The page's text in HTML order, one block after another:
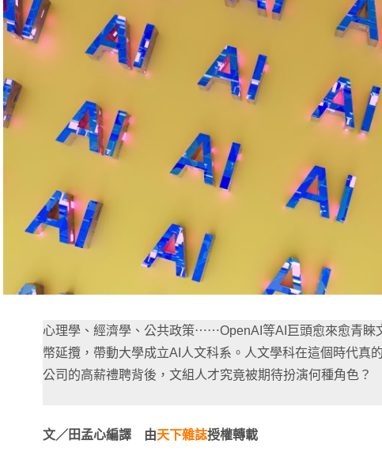
心理學、經濟學、公共政策⋯⋯OpenAI等AI巨頭愈來愈青睞
幣延攬，帶動大學成立AI人文科系。人文學科在這個時代真
公司的高薪禮聘背後，文組人才究竟被期待扮演何種角色？
文／田孟心編譯 由天下雜誌授權轉載